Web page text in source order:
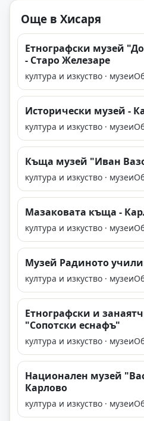
Още в Хисаря
Етнографски музей
- Старо Железаре
култура и изкуство · музеи
Исторически музей -
култура и изкуство · музеи
Къща музей "Иван
култура и изкуство · музеи
Мазаковата къща -
култура и изкуство · музеи
Музей Радиното
култура и изкуство · музеи
Етнографски и
"Сопотски еснафъ"
култура и изкуство · музеи
Национален музей
Карлово
култура и изкуство · музеи